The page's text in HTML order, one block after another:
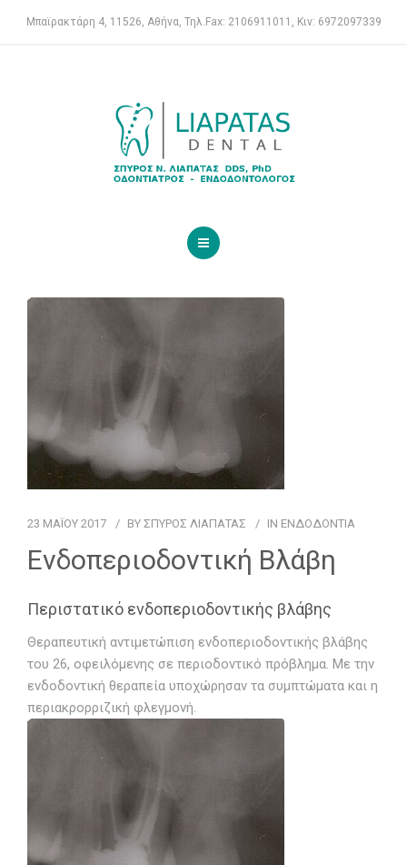
ΒΙΟΓΡΑΦΙΚΟ
ΓΙΑ ΤΟΝ ΑΣΘΕΝΗ
Μπαϊρακτάρη 4, 11526, Αθήνα, Τηλ.Fax: 2106911011, Κιν: 6972097339
ΓΙΑ ΤΟΝ ΑΣΘΕΝΗ
ΠΕΡΙΣΤΑΤΙΚΑ
23 ΜΑΪ́ΟΥ 2017 BY ΣΠΥΡΟΣ ΛΙΑΠΑΤΑΣ IN ΕΝΔΟΔΟΝΤΊΑ
Ενδοπεριοδοντική Βλάβη
Περιστατικό ενδοπεριοδοντικής βλάβης
Θεραπευτική αντιμετώπιση ενδοπεριοδοντικής βλάβης
του 26, οφειλόμενης σε περιοδοντικό πρόβλημα. Με την
ενδοδοντική θεραπεία υποχώρησαν τα συμπτώματα και η
περιακρορριζική φλεγμονή.